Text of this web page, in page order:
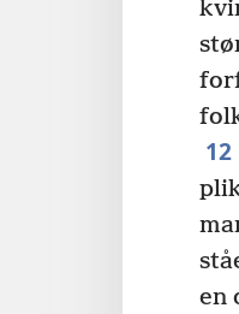
12
en